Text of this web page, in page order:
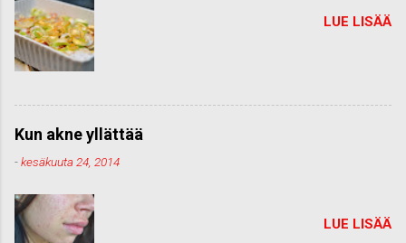
LUE LISÄÄ
Kun akne yllättää
-kesäkuuta 24, 2014
LUE LISÄÄ